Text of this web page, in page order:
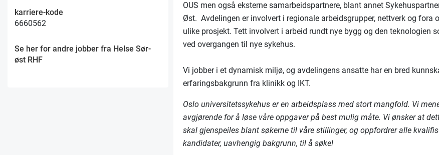
karriere-kode
6660562
Se her for andre jobber fra Helse Sør-
øst RHF
OUS men også eksterne samarbeidspartnere, blant annet
Øst. Avdelingen er involvert i regionale arbeidsgrupper, nettverk og fora
ulike prosjekt. Tett involvert i arbeid rundt nye bygg og den teknologien
ved overgangen til nye sykehus.
Vi jobber i et dynamisk miljø, og avdelingens ansatte har en bred
erfaringsbakgrunn fra klinikk og IKT.
Oslo universitetssykehus er en arbeidsplass med stort mangfold. Vi
avgjørende for å løse våre oppgaver på best mulig måte. Vi ønsker at
skal gjenspeiles blant søkerne til våre stillinger, og oppfordrer alle
kandidater, uavhengig bakgrunn, til å søke!